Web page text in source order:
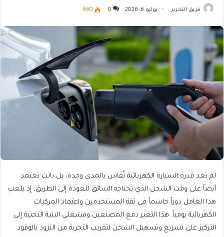
فريق التحرير يوليو 6, 2026 0
660
لم تعد قدرة السيارة الكهربائية تُقاس بالمدى وحده، بل باتت تعتمد
أيضاً على وقت الشحن الذي يحتاجه السائق للعودة إلى الطريق، إذ يلعب
هذا العامل دوراً حاسماً في ثقة المستخدمين واعتماد المركبات
الكهربائية يومياً. هذا التغير دفع المصنعين ومشغلي البنية التحتية إلى
التركيز على تسريع وتسهيل الشحن لتقريب التجربة من التزود بالوقود